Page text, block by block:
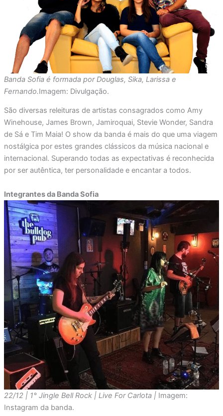
Banda Sofia é formada por Douglas, Sika, Larissa e
Fernando.Imagem: Divulgação.
São diversas releituras de artistas consagrados como Amy
Winehouse, James Brown, Jamiroquai, Stevie Wonder, Sandra
de Sá e Tim Maia! O show da banda é mais do que uma viagem
nostálgica por estes grandes clássicos da música nacional e
internacional. Superando todas as expectativas é reconhecida
por ser autêntica, ter personalidade e encantar a todos.
Integrantes da Banda Sofia
22/12 | 1° Jingle Bell Rock | Live For Carlota | Imagem:
Instagram da banda.